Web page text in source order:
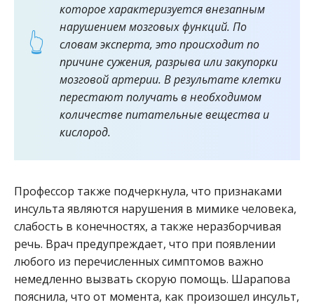
которое характеризуется внезапным
нарушением мозговых функций. По
словам эксперта, это происходит по
причине сужения, разрыва или закупорки
мозговой артерии. В результате клетки
перестают получать в необходимом
количестве питательные вещества и
кислород.
Профессор также подчеркнула, что признаками
инсульта являются нарушения в мимике человека,
слабость в конечностях, а также неразборчивая
речь. Врач предупреждает, что при появлении
любого из перечисленных симптомов важно
немедленно вызвать скорую помощь. Шарапова
пояснила, что от момента, как произошел инсульт,